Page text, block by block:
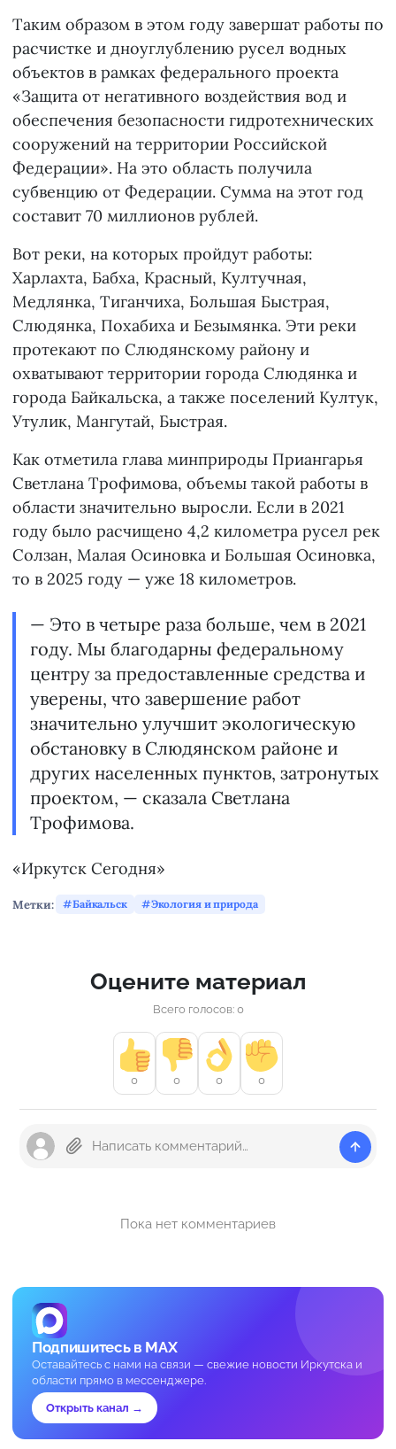
Таким образом в этом году завершат работы по
расчистке и дноуглублению русел водных
объектов в рамках федерального проекта
«Защита от негативного воздействия вод и
обеспечения безопасности гидротехнических
сооружений на территории Российской
Федерации». На это область получила
субвенцию от Федерации. Сумма на этот год
составит 70 миллионов рублей.
Вот реки, на которых пройдут работы:
Харлахта, Бабха, Красный, Култучная,
Медлянка, Тиганчиха, Большая Быстрая,
Слюдянка, Похабиха и Безымянка. Эти реки
протекают по Слюдянскому району и
охватывают территории города Слюдянка и
города Байкальска, а также поселений Култук,
Утулик, Мангутай, Быстрая.
Как отметила глава минприроды Приангарья
Светлана Трофимова, объемы такой работы в
области значительно выросли. Если в 2021
году было расчищено 4,2 километра русел рек
Солзан, Малая Осиновка и Большая Осиновка,
то в 2025 году — уже 18 километров.
— Это в четыре раза больше, чем в 2021
году. Мы благодарны федеральному
центру за предоставленные средства и
уверены, что завершение работ
значительно улучшит экологическую
обстановку в Слюдянском районе и
других населенных пунктов, затронутых
проектом, — сказала Светлана
Трофимова.
«Иркутск Сегодня»
Метки: Байкальск Экология и природа
Оцените материал
Всего голосов: 0
0 0 0 0
Пока нет комментариев
Подпишитесь в MAX
Оставайтесь с нами на связи — свежие новости Иркутска и
области прямо в мессенджере.
Открыть канал →